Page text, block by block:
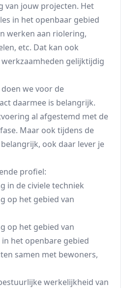
van jouw projecten. Het
in het openbaar gebied
werken aan riolering,
etc. Dat kan ook
gelijktijdig
we voor de
daarmee is belangrijk.
al afgestemd met de
Maar ook tijdens de
ook daar lever je
profiel:
in de civiele techniek
op het gebied van
op het gebied van
het openbare gebied
samen met bewoners,
werkelijkheid van